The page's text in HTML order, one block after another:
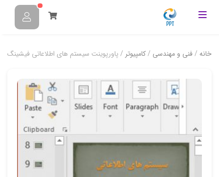
خانه /فنی و مهندسی /کامپیوتر / پاورپوینت سیستم های اطلاعاتی فیشینگ